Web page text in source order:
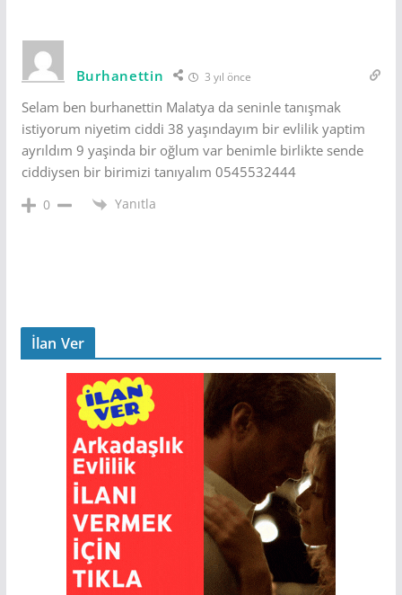
Burhanettin 3 yıl önce
Selam ben burhanettin Malatya da seninle tanışmak
istiyorum niyetim ciddi 38 yaşındayım bir evlilik yaptim
ayrıldım 9 yaşinda bir oğlum var benimle birlikte sende
ciddiysen bir birimizi tanıyalım 0545532444
0 Yanıtla
İlan Ver